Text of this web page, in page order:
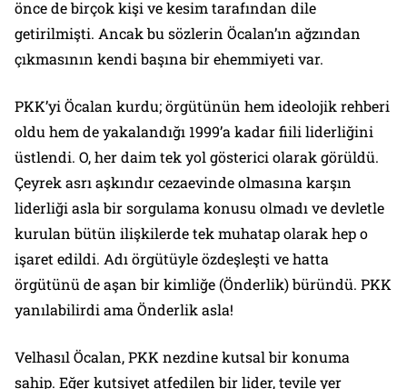
önce de birçok kişi ve kesim tarafından dile
getirilmişti. Ancak bu sözlerin Öcalan’ın ağzından
çıkmasının kendi başına bir ehemmiyeti var.
PKK’yi Öcalan kurdu; örgütünün hem ideolojik rehberi
oldu hem de yakalandığı 1999’a kadar fiili liderliğini
üstlendi. O, her daim tek yol gösterici olarak görüldü.
Çeyrek asrı aşkındır cezaevinde olmasına karşın
liderliği asla bir sorgulama konusu olmadı ve devletle
kurulan bütün ilişkilerde tek muhatap olarak hep o
işaret edildi. Adı örgütüyle özdeşleşti ve hatta
örgütünü de aşan bir kimliğe (Önderlik) büründü. PKK
yanılabilirdi ama Önderlik asla!
Velhasıl Öcalan, PKK nezdine kutsal bir konuma
sahip. Eğer kutsiyet atfedilen bir lider, tevile yer